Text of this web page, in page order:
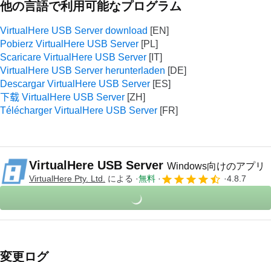
他の言語で利用可能なプログラム
VirtualHere USB Server download
Pobierz VirtualHere USB Server
Scaricare VirtualHere USB Server
VirtualHere USB Server herunterladen
Descargar VirtualHere USB Server
下载 VirtualHere USB Server
Télécharger VirtualHere USB Server
VirtualHere USB Server Windows向けのアプリ
VirtualHere Pty. Ltd. による 無料 4.8.7
変更ログ